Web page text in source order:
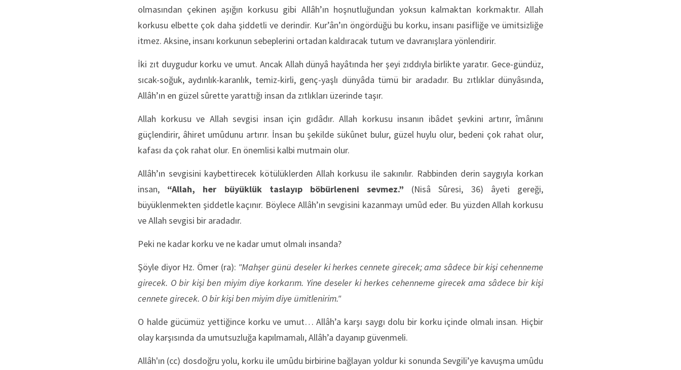
olmasından çekinen aşığın korkusu gibi Allâh’ın hoşnutluğundan yoksun kalmaktan korkmaktır. Allah
korkusu elbette çok daha şiddetli ve derindir. Kur’ân’ın öngördüğü bu korku, insanı pasifliğe ve ümitsizliğe
itmez. Aksine, insanı korkunun sebeplerini ortadan kaldıracak tutum ve davranışlara yönlendirir.
İki zıt duygudur korku ve umut. Ancak Allah dünyâ hayâtında her şeyi zıddıyla birlikte yaratır. Gece-gündüz,
sıcak-soğuk, aydınlık-karanlık, temiz-kirli, genç-yaşlı dünyâda tümü bir aradadır. Bu zıtlıklar dünyâsında,
Allâh’ın en güzel sûrette yarattığı insan da zıtlıkları üzerinde taşır.
Allah korkusu ve Allah sevgisi insan için gıdâdır. Allah korkusu insanın ibâdet şevkini artırır, îmânını
güçlendirir, âhiret umûdunu artırır. İnsan bu şekilde sükûnet bulur, güzel huylu olur, bedeni çok rahat olur,
kafası da çok rahat olur. En önemlisi kalbi mutmain olur.
Allâh’ın sevgisini kaybettirecek kötülüklerden Allah korkusu ile sakınılır. Rabbinden derin saygıyla korkan
insan, “Allah, her büyüklük taslayıp böbürleneni sevmez.” (Nisâ Sûresi, 36) âyeti gereği,
büyüklenmekten şiddetle kaçınır. Böylece Allâh’ın sevgisini kazanmayı umûd eder. Bu yüzden Allah korkusu
ve Allah sevgisi bir aradadır.
Peki ne kadar korku ve ne kadar umut olmalı insanda?
Şöyle diyor Hz. Ömer (ra): "Mahşer günü deseler ki herkes cennete girecek; ama sâdece bir kişi cehenneme
girecek. O bir kişi ben miyim diye korkarım. Yine deseler ki herkes cehenneme girecek ama sâdece bir kişi
cennete girecek. O bir kişi ben miyim diye ümitlenirim."
O halde gücümüz yettiğince korku ve umut… Allâh’a karşı saygı dolu bir korku içinde olmalı insan. Hiçbir
olay karşısında da umutsuzluğa kapılmamalı, Allâh’a dayanıp güvenmeli.
Allâh'ın (cc) dosdoğru yolu, korku ile umûdu birbirine bağlayan yoldur ki sonunda Sevgili’ye kavuşma umûdu